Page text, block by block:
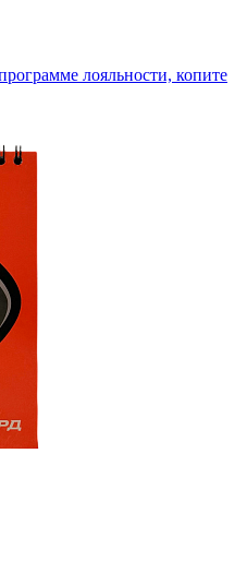
лояльности, копите